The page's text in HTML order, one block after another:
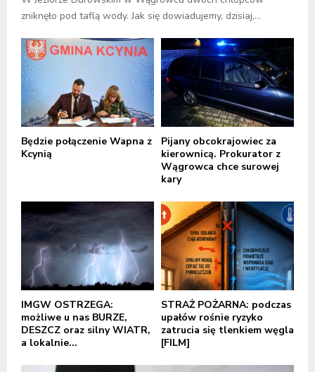
zniknęło pod taflą wody. Jak się dowiadujemy, dzisiaj,...
Będzie połączenie Wapna z
Kcynią
Pijany obcokrajowiec za
kierownicą. Prokurator z
Wągrowca chce surowej
kary
IMGW OSTRZEGA:
możliwe u nas BURZE,
DESZCZ oraz silny WIATR,
a lokalnie...
STRAŻ POŻARNA: podczas
upałów rośnie ryzyko
zatrucia się tlenkiem węgla
[FILM]